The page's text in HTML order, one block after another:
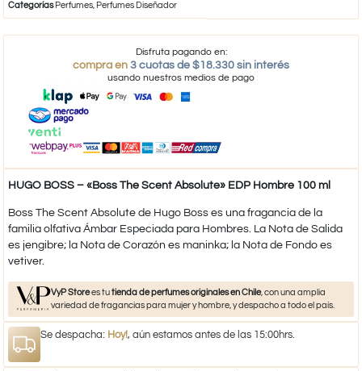
Categorías Perfumes, Perfumes Diseñador
Disfruta pagando en:
compra en 3 cuotas de $18.330 sin interés
usando nuestros medios de pago
HUGO BOSS – «Boss The Scent Absolute» EDP Hombre 100 ml
Boss The Scent Absolute de Hugo Boss es una fragancia de la
familia olfativa Ámbar Especiada para Hombres. La Nota de Salida
es jengibre; la Nota de Corazón es maninka; la Nota de Fondo es
vetiver.
VyP Storees tutienda de perfumes originales en Chile, con una amplia
variedad de fragancias para mujer y hombre, y despacho a todo el país.
Se despacha: Hoy!, aún estamos antes de las 15:00hrs.